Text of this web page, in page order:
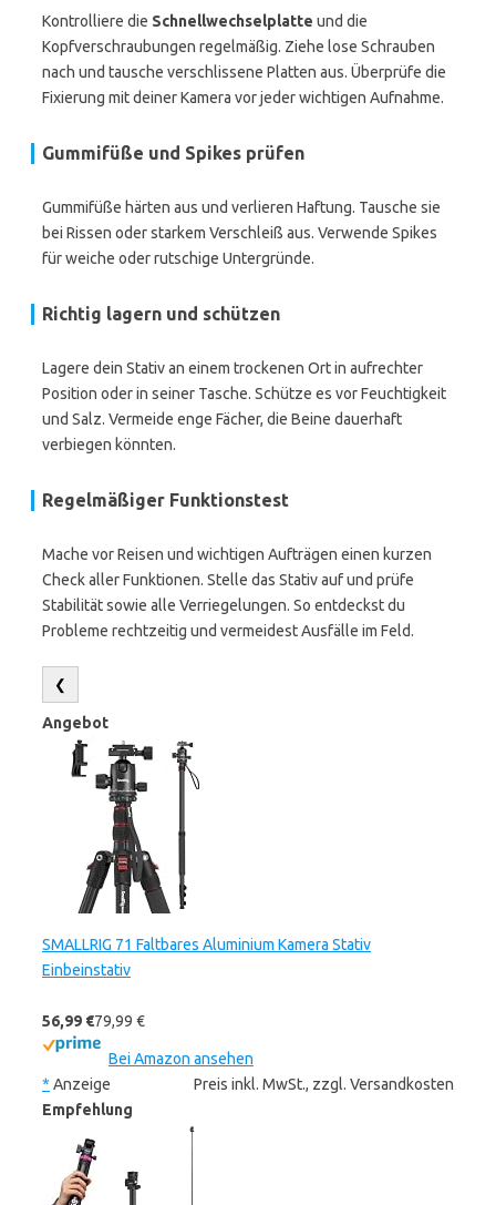
Kontrolliere die Schnellwechselplatte und die
Kopfverschraubungen regelmäßig. Ziehe lose Schrauben
nach und tausche verschlissene Platten aus. Überprüfe die
Fixierung mit deiner Kamera vor jeder wichtigen Aufnahme.
Gummifüße und Spikes prüfen
Gummifüße härten aus und verlieren Haftung. Tausche sie
bei Rissen oder starkem Verschleiß aus. Verwende Spikes
für weiche oder rutschige Untergründe.
Richtig lagern und schützen
Lagere dein Stativ an einem trockenen Ort in aufrechter
Position oder in seiner Tasche. Schütze es vor Feuchtigkeit
und Salz. Vermeide enge Fächer, die Beine dauerhaft
verbiegen könnten.
Regelmäßiger Funktionstest
Mache vor Reisen und wichtigen Aufträgen einen kurzen
Check aller Funktionen. Stelle das Stativ auf und prüfe
Stabilität sowie alle Verriegelungen. So entdeckst du
Probleme rechtzeitig und vermeidest Ausfälle im Feld.
❮
Angebot
SMALLRIG 71 Faltbares Aluminium Kamera Stativ
Einbeinstativ
56,99 €79,99 €
Bei Amazon ansehen
* Anzeige
Preis inkl. MwSt., zzgl. Versandkosten
Empfehlung